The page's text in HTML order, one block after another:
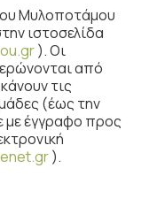
Μυλοποτάμου
ιστοσελίδα
). Oι
από
τις
(έως την
με έγγραφο προς
).